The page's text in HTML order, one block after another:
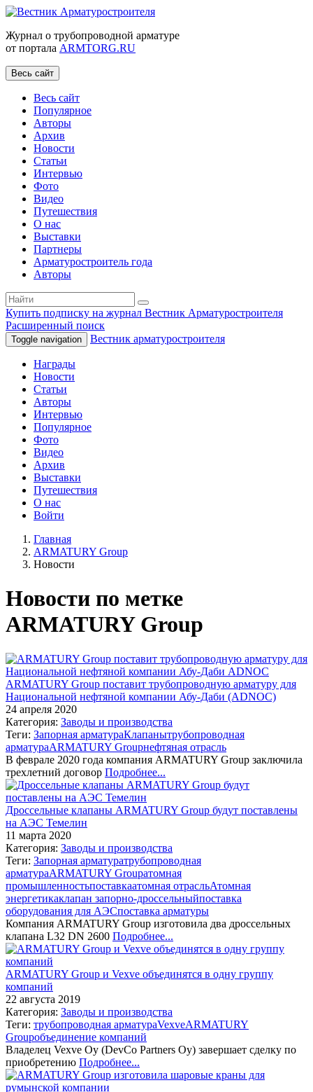
Журнал о трубопроводной арматуре
от портала ARMTORG.RU
Весь сайт
Весь сайт
Популярное
Авторы
Архив
Новости
Статьи
Интервью
Фото
Видео
Путешествия
О нас
Выставки
Партнеры
Арматуростроитель года
Авторы
Купить подписку на журнал Вестник Арматуростроителя
Расширенный поиск
Toggle navigation Вестник арматуростроителя
Награды
Новости
Статьи
Авторы
Интервью
Популярное
Фото
Видео
Архив
Выставки
Путешествия
О нас
Войти
Главная
ARMATURY Group
Новости
Новости по метке
ARMATURY Group
ARMATURY Group поставит трубопроводную арматуру для
Национальной нефтяной компании Абу-Даби (ADNOC)
24 апреля 2020
Категория: Заводы и производства
Теги: Запорная арматураКлапанытрубопроводная
арматураARMATURY Groupнефтяная отрасль
В феврале 2020 года компания ARMATURY Group заключила
трехлетний договор Подробнее...
Дроссельные клапаны ARMATURY Group будут поставлены
на АЭС Темелин
11 марта 2020
Категория: Заводы и производства
Теги: Запорная арматуратрубопроводная
арматураARMATURY Groupатомная
промышленностьпоставкаатомная отрасльАтомная
энергетикаклапан запорно-дроссельныйпоставка
оборудования для АЭСпоставка арматуры
Компания ARMATURY Group изготовила два дроссельных
клапана L32 DN 2600 Подробнее...
ARMATURY Group и Vexve объединятся в одну группу
компаний
22 августа 2019
Категория: Заводы и производства
Теги: трубопроводная арматураVexveARMATURY
Groupобъединение компаний
Владелец Vexve Oy (DevCo Partners Oy) завершает сделку по
приобретению Подробнее...